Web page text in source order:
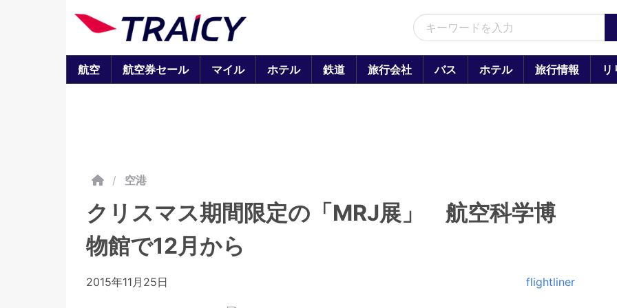
航空 航空券セール マイル ホテル 鉄道 旅行会社 バス ホテル 旅行情報 リ
/ 空港
クリスマス期間限定の「MRJ展」 航空科学博
物館で12月から
2015年11月25日 flightliner